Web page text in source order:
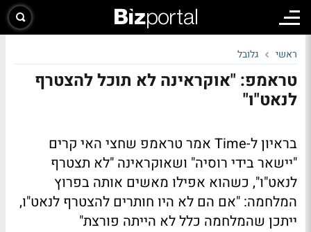
ראשי גלובל
טראמפ: "אוקראינה לא תוכל להצטרף
לנאט"ו"
בראיון ל-Time אמר טראמפ שחצי האי קרים
"יישאר בידי רוסיה" ושאוקראינה "לא תצטרף
לנאט"ו", כשהוא אפילו מאשים אותה בפרוץ
המלחמה: "אם הם לא היו חותרים להצטרף לנאט"ו,
ייתכן שהמלחמה כלל לא הייתה פורצת"